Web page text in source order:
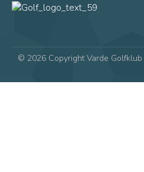
© 2026 Copyright Varde Golfklub